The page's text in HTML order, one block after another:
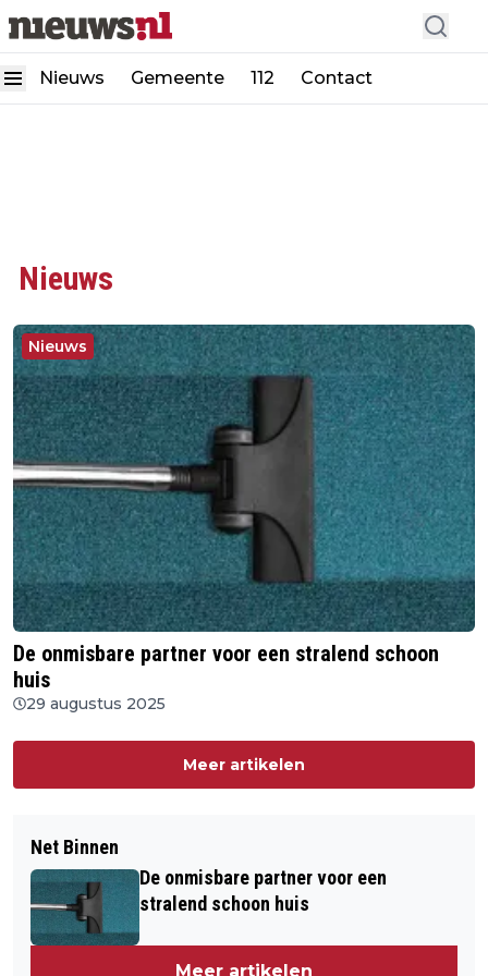
Nieuws Gemeente 112 Contact
Nieuws
Nieuws
De onmisbare partner voor een stralend schoon
huis
29 augustus 2025
Meer artikelen
Net Binnen
De onmisbare partner voor een
stralend schoon huis
Meer artikelen